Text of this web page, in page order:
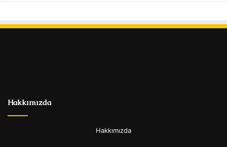
Hakkımızda
Hakkımızda